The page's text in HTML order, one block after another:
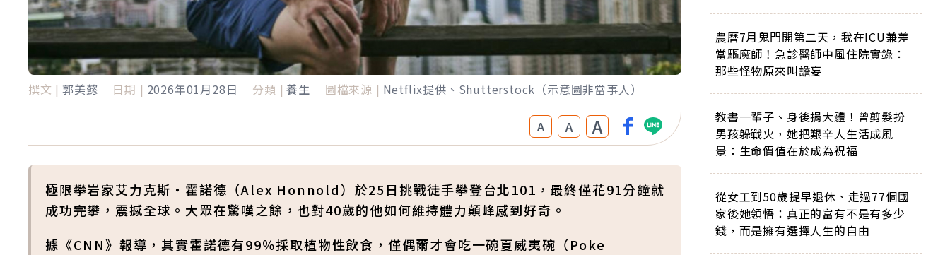
撰文 | 郭美懿 日期 | 2026年01月28日 分類 | 養生 圖檔來源 | Netflix提供、Shutterstock（示意圖非當事人）
A A A
極限攀岩家艾力克斯・霍諾德（Alex Honnold）於25日挑戰徒手攀登台北101，最終僅花91分鐘就
成功完攀，震撼全球。大眾在驚嘆之餘，也對40歲的他如何維持體力顛峰感到好奇。
據《CNN》報導，其實霍諾德有99％採取植物性飲食，僅偶爾才會吃一碗夏威夷碗（Poke
農曆7月鬼門開第二天，我在ICU兼差
當驅魔師！急診醫師中風住院實錄：
那些怪物原來叫譫妄
教書一輩子、身後捐大體！曾剪髮扮
男孩躲戰火，她把艱辛人生活成風
景：生命價值在於成為祝福
從女工到50歲提早退休、走過77個國
家後她領悟：真正的富有不是有多少
錢，而是擁有選擇人生的自由